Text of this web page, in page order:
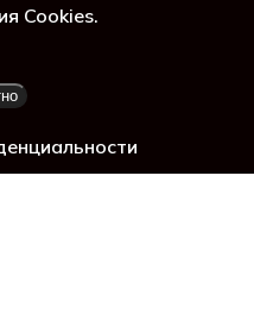
Cookies.